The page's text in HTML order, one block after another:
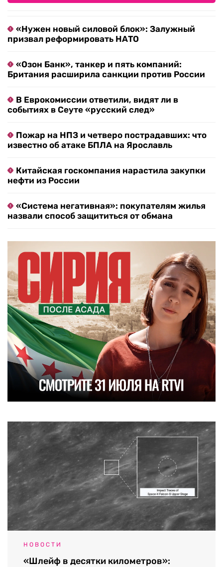
«Нужен новый силовой блок»: Залужный
призвал реформировать НАТО
«Озон Банк», танкер и пять компаний:
Британия расширила санкции против России
В Еврокомиссии ответили, видят ли в
событиях в Сеуте «русский след»
Пожар на НПЗ и четверо пострадавших: что
известно об атаке БПЛА на Ярославль
Китайская госкомпания нарастила закупки
нефти из России
«Система негативная»: покупателям жилья
назвали способ защититься от обмана
НОВОСТИ
«Шлейф в десятки километров»: